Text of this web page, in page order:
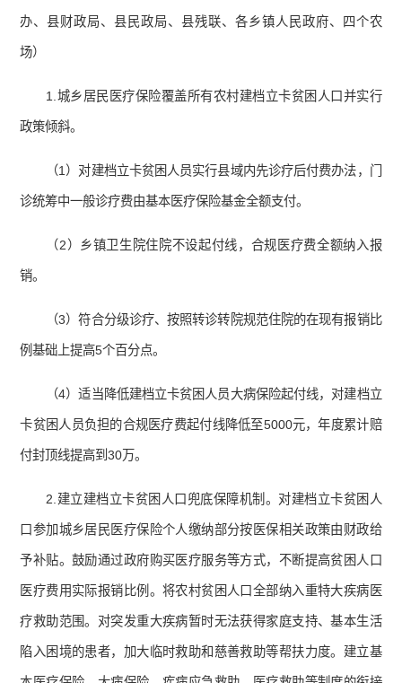
办、县财政局、县民政局、县残联、各乡镇人民政府、四个农
场）
1.城乡居民医疗保险覆盖所有农村建档立卡贫困人口并实行
政策倾斜。
（1）对建档立卡贫困人员实行县域内先诊疗后付费办法，门
诊统筹中一般诊疗费由基本医疗保险基金全额支付。
（2）乡镇卫生院住院不设起付线，合规医疗费全额纳入报
销。
（3）符合分级诊疗、按照转诊转院规范住院的在现有报销比
例基础上提高5个百分点。
（4）适当降低建档立卡贫困人员大病保险起付线，对建档立
卡贫困人员负担的合规医疗费起付线降低至5000元，年度累计赔
付封顶线提高到30万。
2.建立建档立卡贫困人口兜底保障机制。对建档立卡贫困人
口参加城乡居民医疗保险个人缴纳部分按医保相关政策由财政给
予补贴。鼓励通过政府购买医疗服务等方式，不断提高贫困人口
医疗费用实际报销比例。将农村贫困人口全部纳入重特大疾病医
疗救助范围。对突发重大疾病暂时无法获得家庭支持、基本生活
陷入困境的患者，加大临时救助和慈善救助等帮扶力度。建立基